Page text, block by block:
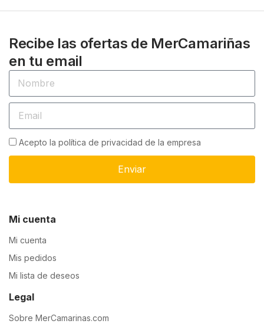
Recibe las ofertas de MerCamariñas
en tu email
Acepto la política de privacidad de la empresa
Enviar
Mi cuenta
Mi cuenta
Mis pedidos
Mi lista de deseos
Legal
Sobre MerCamarinas.com